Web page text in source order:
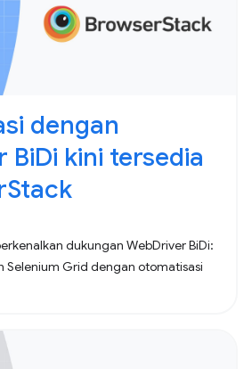
dengan
BiDi kini tersedia
dukungan WebDriver BiDi:
Selenium Grid dengan otomatisasi